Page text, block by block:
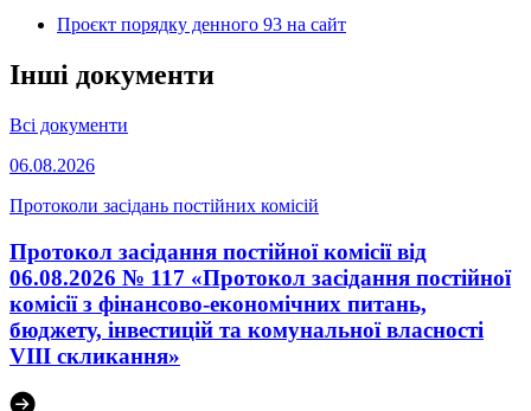
Проєкт порядку денного 93 на сайт
Інші документи
Всі документи
06.08.2026
Протоколи засідань постійних комісій
Протокол засідання постійної комісії від
06.08.2026 № 117 «Протокол засідання постійної
комісії з фінансово-економічних питань,
бюджету, інвестицій та комунальної власності
VІІІ скликання»